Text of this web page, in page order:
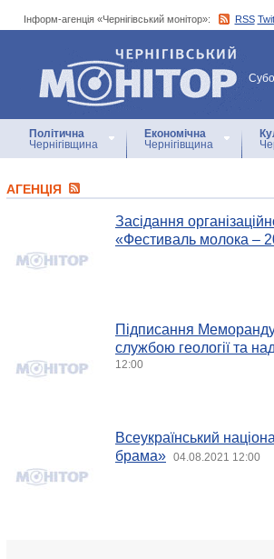
Інформ-агенція «Чернігівський монітор»: RSS
Інформ-агенція
«Чернігівський монітор»
Політична
Чернігівщина
Економічна
Чернігівщина
АГЕНЦIЯ
Засідання
«Фестиваль молока –
Підписання
службою геології та
12:00
Всеукраїнський
брама»
04.08.2021 12:00